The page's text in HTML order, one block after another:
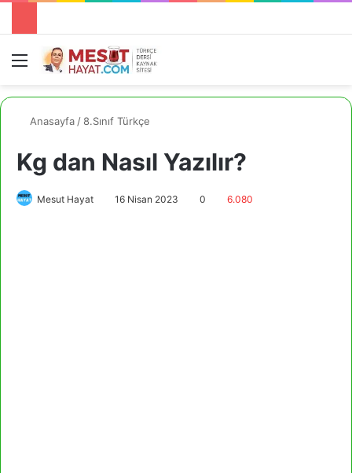
Menü
Anasayfa /8.Sınıf Türkçe
Kg dan Nasıl Yazılır?
Mesut Hayat 16 Nisan 2023 0 6.080